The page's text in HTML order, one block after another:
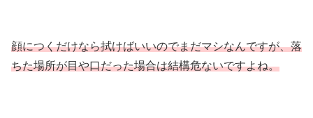
顔につくだけなら拭けばいいのでまだマシなんですが、落
ちた場所が目や口だった場合は結構危ないですよね。